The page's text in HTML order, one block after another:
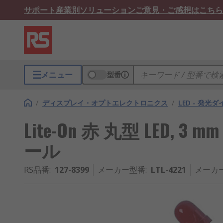
サポート産業別ソリューションご意見・ご感想はこちら
メニュー 型番
/ ディスプレイ・オプトエレクトロニクス / LED - 発光ダ
Lite-On 赤 丸型 LED, 3
ール
RS品番: 127-8399 メーカー型番: LTL-4221 メーカ